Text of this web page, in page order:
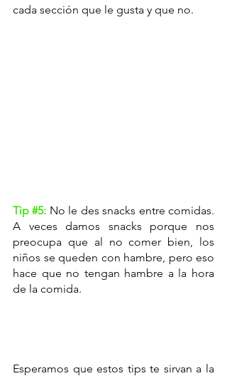
cada sección que le gusta y que no.
Tip #5: No le des snacks entre comidas.
A veces damos snacks porque nos
preocupa que al no comer bien, los
niños se queden con hambre, pero eso
hace que no tengan hambre a la hora
de la comida.
Esperamos que estos tips te sirvan a la